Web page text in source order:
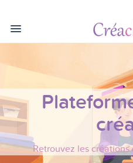
Retrouvez les